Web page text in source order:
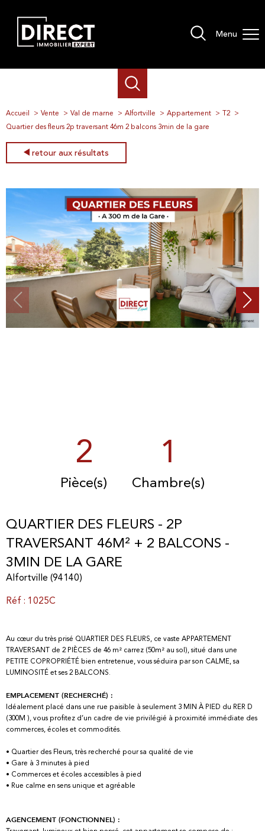
Menu
Accueil Vente Val de marne Alfortville Appartement
T2
Quartier des fleurs 2p traversant 46m 2 balcons 3min de la gare
retour aux résultats
2
Pièce(s)
1
Chambre(s)
QUARTIER DES FLEURS - 2P
TRAVERSANT 46M² + 2 BALCONS -
3MIN DE LA GARE
Alfortville (94140)
Réf : 1025C
Au cœur du très prisé QUARTIER DES FLEURS, ce vaste APPARTEMENT
TRAVERSANT de 2 PIÈCES de 46 m² carrez (50m² au sol), situé dans une
PETITE COPROPRIÉTÉ bien entretenue, vous séduira par son CALME, sa
LUMINOSITÉ et ses 2 BALCONS.
EMPLACEMENT (RECHERCHÉ) :
Idéalement placé dans une rue paisible à seulement 3 MIN À PIED du RER D
(300M ), vous profitez d’un cadre de vie privilégié à proximité immédiate des
commerces, écoles et commodités.
• Quartier des Fleurs, très recherché pour sa qualité de vie
• Gare à 3 minutes à pied
• Commerces et écoles accessibles à pied
• Rue calme en sens unique et agréable
AGENCEMENT (FONCTIONNEL) :